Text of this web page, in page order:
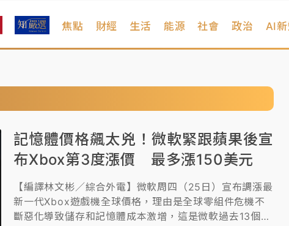
焦點 財經 生活 能源 社會 政治 AI
記憶體價格飆太兇！微軟緊跟蘋果後宣
布Xbox第3度漲價 最多漲150美元
【編譯林文彬／綜合外電】微軟周四（25日）宣布調漲最
新一代Xbox遊戲機全球價格，理由是全球零組件危機不
斷惡化導致儲存和記憶體成本激增，這是微軟過去13個月